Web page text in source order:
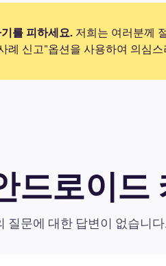
를 피하세요. 저희는 여러분께
례 신고"옵션을 사용하여 의심
드로이드
질문에 대한 답변이 없습니